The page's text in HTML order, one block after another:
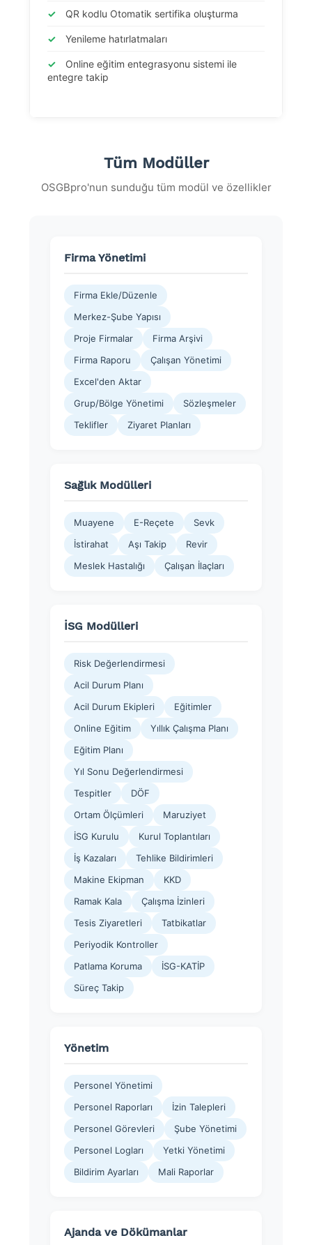
✓ QR kodlu Otomatik sertifika oluşturma
✓ Yenileme hatırlatmaları
✓
Online eğitim entegrasyonu sistemi ile
entegre takip
Tüm Modüller
OSGBpro'nun sunduğu tüm modül ve özellikler
Firma Yönetimi
Firma Ekle/Düzenle
Merkez-Şube Yapısı
Proje Firmalar
Firma Arşivi
Firma Raporu
Çalışan Yönetimi
Excel'den Aktar
Grup/Bölge Yönetimi
Sözleşmeler
Teklifler
Ziyaret Planları
Sağlık Modülleri
Muayene E-Reçete
Sevk
İstirahat
Aşı Takip
Revir
Meslek Hastalığı
Çalışan İlaçları
İSG Modülleri
Risk Değerlendirmesi
Acil Durum Planı
Acil Durum Ekipleri
Eğitimler
Online Eğitim
Yıllık Çalışma Planı
Eğitim Planı
Yıl Sonu Değerlendirmesi
Tespitler
DÖF
Ortam Ölçümleri
Maruziyet
İSG Kurulu
Kurul Toplantıları
İş Kazaları
Tehlike Bildirimleri
Makine Ekipman
KKD
Ramak Kala
Çalışma İzinleri
Tesis Ziyaretleri
Tatbikatlar
Periyodik Kontroller
Patlama Koruma
İSG-KATİP
Süreç Takip
Yönetim
Personel Yönetimi
Personel Raporları
İzin Talepleri
Personel Görevleri
Şube Yönetimi
Personel Logları
Yetki Yönetimi
Bildirim Ayarları
Mali Raporlar
Ajanda ve Dökümanlar